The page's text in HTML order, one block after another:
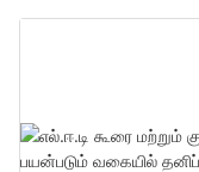
சீலண்ட்